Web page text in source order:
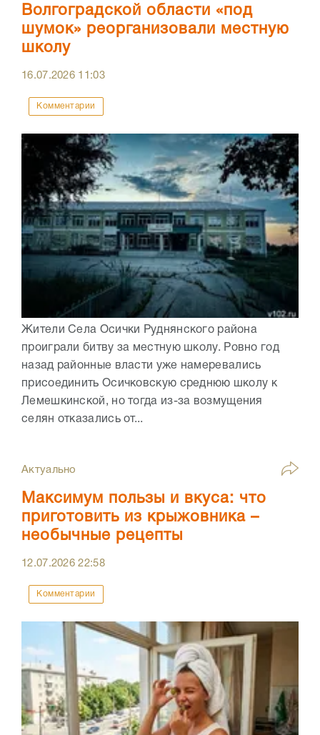
Волгоградской области «под
шумок» реорганизовали местную
школу
16.07.2026 11:03
Комментарии
Жители Села Осички Руднянского района
проиграли битву за местную школу. Ровно год
назад районные власти уже намеревались
присоединить Осичковскую среднюю школу к
Лемешкинской, но тогда из-за возмущения
селян отказались от...
Актуально
Максимум пользы и вкуса: что
приготовить из крыжовника –
необычные рецепты
12.07.202622:58
Комментарии